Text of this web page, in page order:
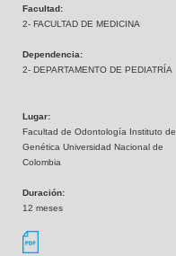
Facultad:
2- FACULTAD DE MEDICINA
Dependencia:
2- DEPARTAMENTO DE PEDIATRÍA
Lugar:
Facultad de Odontología Instituto de
Genética Universidad Nacional de
Colombia
Duración:
12 meses